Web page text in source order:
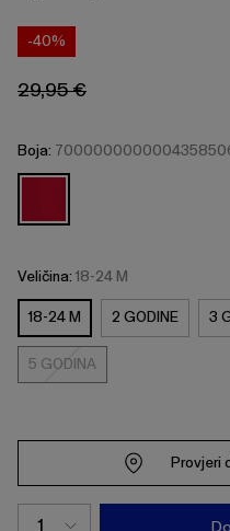
-40%
29,95 €
Boja:
Veličina: 18-24 M
18-24 M 2 GODINE 3
5 GODINA
5
Provjeri